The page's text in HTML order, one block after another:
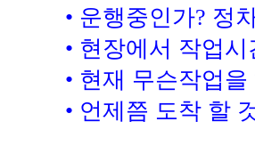
• 운행중인가? 정
• 현장에서 작업
• 현재 무슨작업
• 언제쯤 도착 할